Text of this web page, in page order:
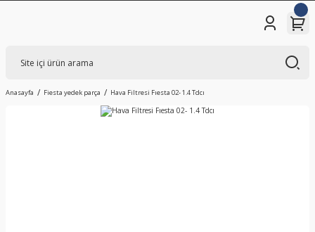
Anasayfa Fiesta yedek parça Hava Filtresi Fıesta 02- 1.4 Tdcı